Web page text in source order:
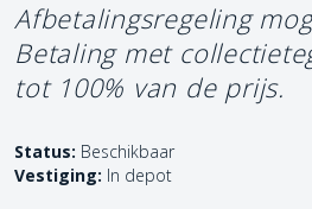
Afbetalingsregeling
Betaling met
tot 100% van de prijs.
Status: Beschikbaar
Vestiging: In depot